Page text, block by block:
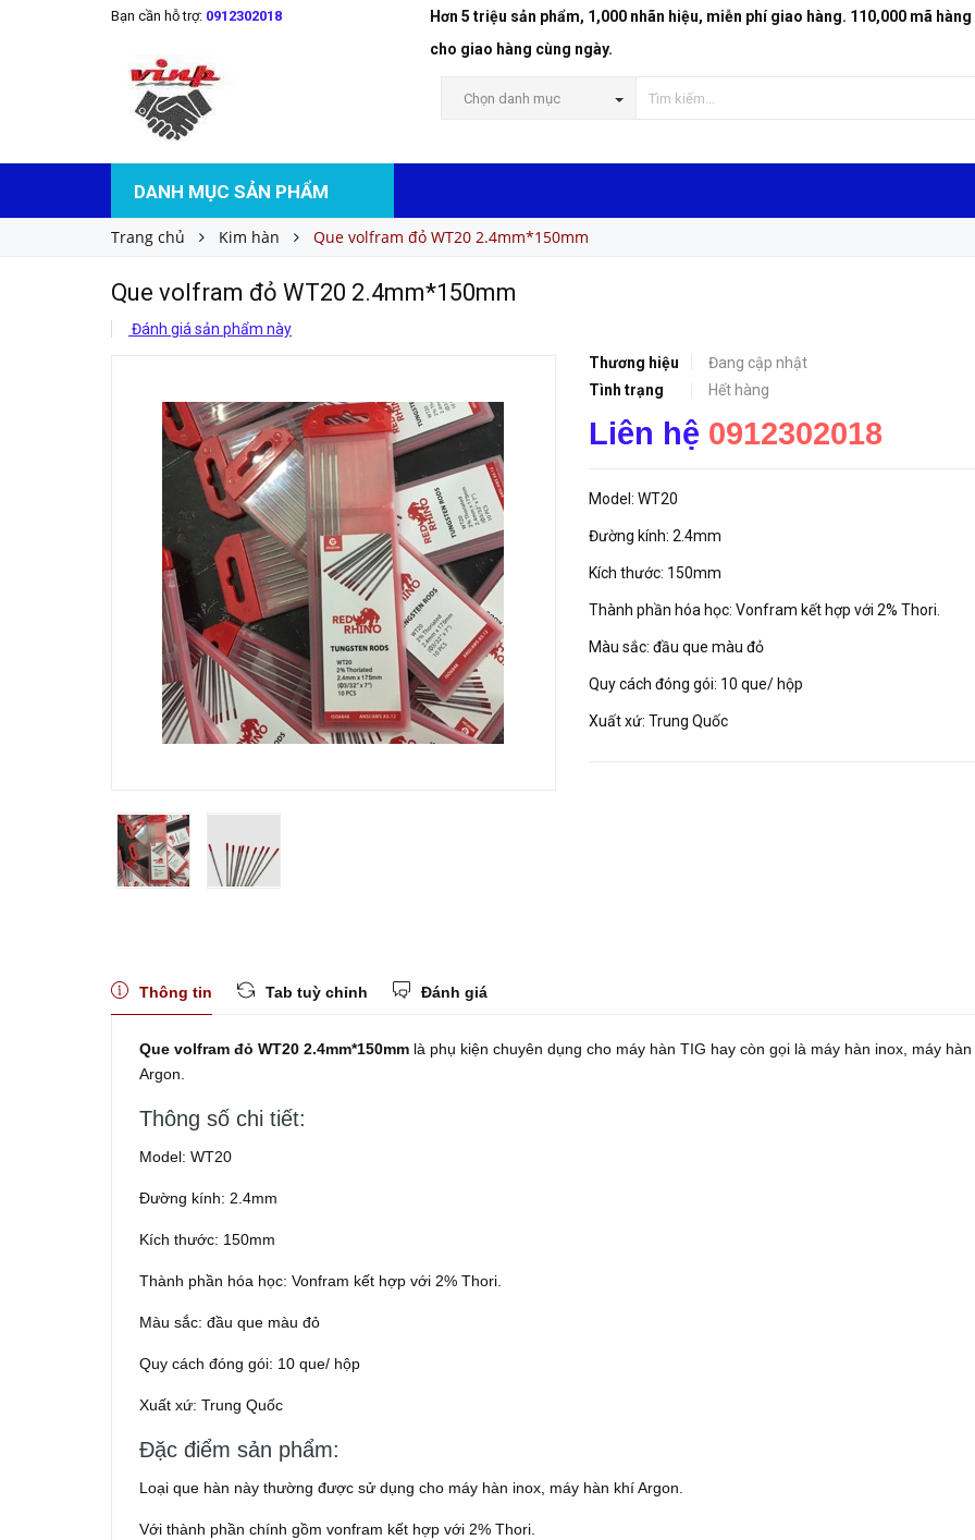
Bạn cần hỗ trợ: 0912302018
Hơn 5 triệu sản phẩm, 1,000 nhãn hiệu, miễn phí giao hàng. 110,000 mã
cho giao hàng cùng ngày.
Chọn danh mục
DANH MỤC SẢN PHẨM
Trang chủ Kim hàn Que volfram đỏ WT20 2.4mm*150mm
Que volfram đỏ WT20 2.4mm*150mm
Đánh giá sản phẩm này
Thương hiệu
Đang cập nhật
Tình trạng
Hết hàng
Liên hệ 0912302018
Model: WT20
Đường kính: 2.4mm
Kích thước: 150mm
Thành phần hóa học: Vonfram kết hợp với 2% Thori.
Màu sắc: đầu que màu đỏ
Quy cách đóng gói: 10 que/ hộp
Xuất xứ: Trung Quốc
Que volfram đỏ WT20 2.4mm*150mm
Thông tin Tab tuỳ chỉnh Đánh giá
Que volfram đỏ WT20 2.4mm*150mm là phụ kiện chuyên dụng cho máy hàn TIG hay còn gọi là máy hàn inox, máy
Argon.
Thông số chi tiết:
Model: WT20
Đường kính: 2.4mm
Kích thước: 150mm
Thành phần hóa học: Vonfram kết hợp với 2% Thori.
Màu sắc: đầu que màu đỏ
Quy cách đóng gói: 10 que/ hộp
Xuất xứ: Trung Quốc
Đặc điểm sản phẩm:
Loại que hàn này thường được sử dụng cho máy hàn inox, máy hàn khí Argon.
Với thành phần chính gồm vonfram kết hợp với 2% Thori.